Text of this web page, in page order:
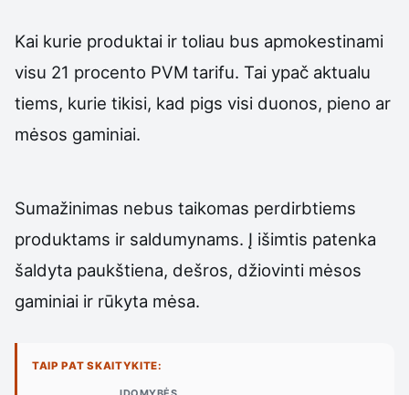
Kai kurie produktai ir toliau bus apmokestinami
visu 21 procento PVM tarifu. Tai ypač aktualu
tiems, kurie tikisi, kad pigs visi duonos, pieno ar
mėsos gaminiai.
Sumažinimas nebus taikomas perdirbtiems
produktams ir saldumynams. Į išimtis patenka
šaldyta paukštiena, dešros, džiovinti mėsos
gaminiai ir rūkyta mėsa.
TAIP PAT SKAITYKITE: